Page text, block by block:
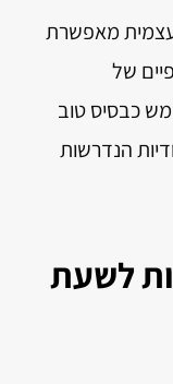
מאפשרת
של
כבסיס טוב
הנדרשות
לשעת